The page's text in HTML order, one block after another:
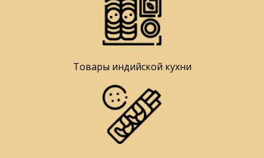
Товары индийской кухни